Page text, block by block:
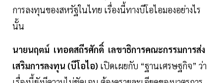
การลงทุนของสหรัฐในไทย เรื่องนี้ทางบีโอไอมองอย่างไร
นั้น
นายนฤตม์ เทอดสถีรศักดิ์ เลขาธิการคณะกรรมการส่ง
เสริมการลงทุน (บีโอไอ) เปิดเผยกับ “ฐานเศรษฐกิจ” ว่า